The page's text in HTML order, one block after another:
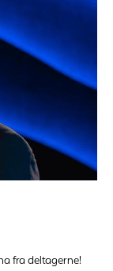
fra deltagerne!